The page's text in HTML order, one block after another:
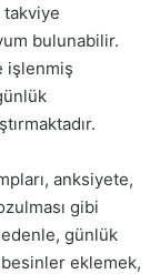
takviye
bulunabilir.
işlenmiş
anksiyete,
gibi
günlük
eklemek,